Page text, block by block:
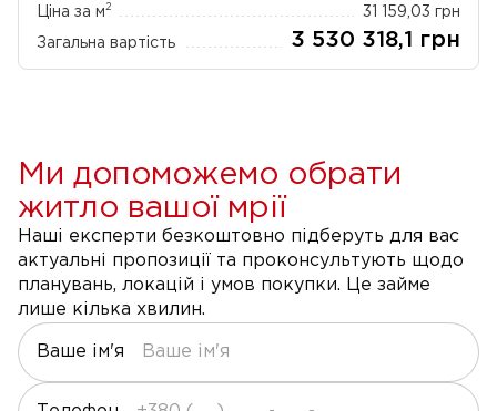
Ціна за м2 31 159,03 грн
Загальна вартість 3 530 318,1 грн
Ми допоможемо обрати
житло вашої мрії
Наші експерти безкоштовно підберуть для вас
актуальні пропозиції та проконсультують щодо
планувань, локацій і умов покупки. Це займе
лише кілька хвилин.
Ваше ім'я